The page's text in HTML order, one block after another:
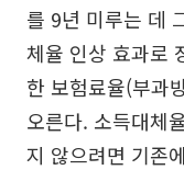
를 9년 미루는 데
체율 인상 효과로
한 보험료율(부과
오른다. 소득대체
지 않으려면 기존